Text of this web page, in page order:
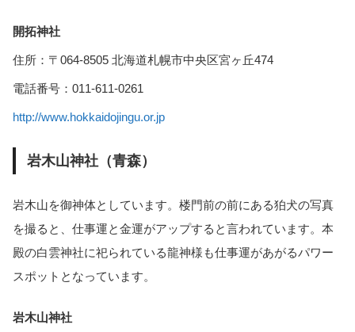
開拓神社
住所：〒064-8505 北海道札幌市中央区宮ヶ丘474
電話番号：011-611-0261
http://www.hokkaidojingu.or.jp
岩木山神社（青森）
岩木山を御神体としています。楼門前の前にある狛犬の写真
を撮ると、仕事運と金運がアップすると言われています。本
殿の白雲神社に祀られている龍神様も仕事運があがるパワー
スポットとなっています。
岩木山神社